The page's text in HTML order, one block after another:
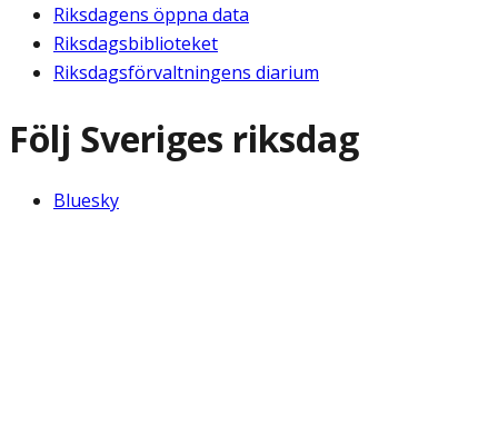
Riksdagens öppna data
Riksdagsbiblioteket
Riksdagsförvaltningens diarium
Följ Sveriges riksdag
Bluesky